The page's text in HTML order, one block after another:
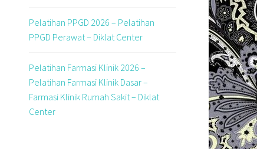
Pelatihan PPGD 2026 – Pelatihan
PPGD Perawat – Diklat Center
Pelatihan Farmasi Klinik 2026 –
Pelatihan Farmasi Klinik Dasar –
Farmasi Klinik Rumah Sakit – Diklat
Center